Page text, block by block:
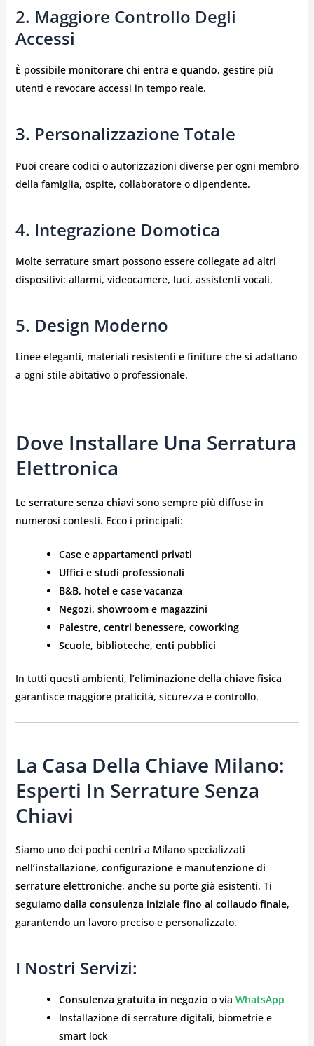
2. Maggiore Controllo Degli
Accessi
È possibile monitorare chi entra e quando, gestire più
utenti e revocare accessi in tempo reale.
3. Personalizzazione Totale
Puoi creare codici o autorizzazioni diverse per ogni membro
della famiglia, ospite, collaboratore o dipendente.
4. Integrazione Domotica
Molte serrature smart possono essere collegate ad altri
dispositivi: allarmi, videocamere, luci, assistenti vocali.
5. Design Moderno
Linee eleganti, materiali resistenti e finiture che si adattano
a ogni stile abitativo o professionale.
Dove Installare Una Serratura
Elettronica
Le serrature senza chiavi sono sempre più diffuse in
numerosi contesti. Ecco i principali:
Case e appartamenti privati
Uffici e studi professionali
B&B, hotel e case vacanza
Negozi, showroom e magazzini
Palestre, centri benessere, coworking
Scuole, biblioteche, enti pubblici
In tutti questi ambienti, l’eliminazione della chiave fisica
garantisce maggiore praticità, sicurezza e controllo.
La Casa Della Chiave Milano:
Esperti In Serrature Senza
Chiavi
Siamo uno dei pochi centri a Milano specializzati
nell’installazione, configurazione e manutenzione di
serrature elettroniche, anche su porte già esistenti. Ti
seguiamo dalla consulenza iniziale fino al collaudo finale,
garantendo un lavoro preciso e personalizzato.
I Nostri Servizi:
Consulenza gratuita in negozio o via WhatsApp
Installazione di serrature digitali, biometrie e
smart lock